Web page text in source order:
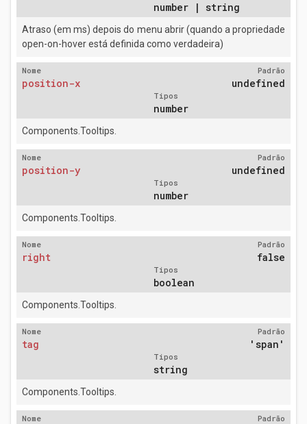
number | string
Atraso (em ms) depois do menu abrir (quando a propriedade
open-on-hover está definida como verdadeira)
Nome
position-x
Padrão
undefined
Tipos
number
Components.Tooltips.
Nome
position-y
Padrão
undefined
Tipos
number
Components.Tooltips.
Nome
right
Padrão
false
Tipos
boolean
Components.Tooltips.
Nome
tag
Padrão
'span'
Tipos
string
Components.Tooltips.
Nome Padrão